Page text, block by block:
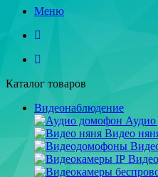
Меню
Каталог товаров
Видеонаблюдение
Видео